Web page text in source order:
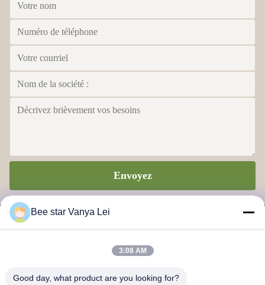
Envoyez
ÉTOILE D'ABEILLE POUR AMÉLIORER VOTRE VIE
Bee star Vanya Lei
3:08 AM
Good day, what product are you looking for?